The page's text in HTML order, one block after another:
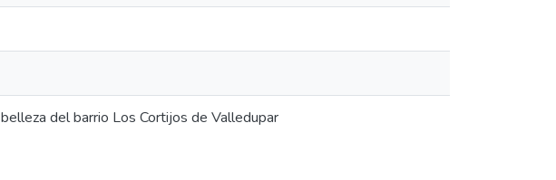
del barrio Los Cortijos de Valledupar